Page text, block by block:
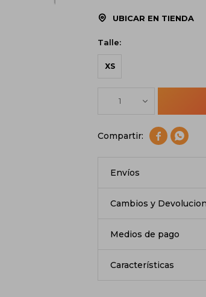
UBICAR EN TIENDA
Talle:
XS
1
 
Envíos
Cambios y
Medios de pago
Características